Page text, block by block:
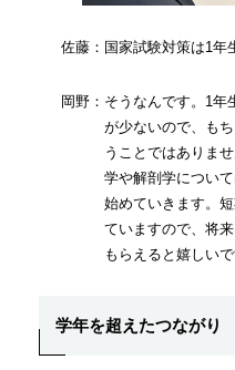
佐藤：国家試験対策は1年
岡野：そうなんです。1年
が少ないので、も
うことではありま
学や解剖学につい
始めていきます。
ていますので、将
もらえると嬉しいで
学年を超えたつながり